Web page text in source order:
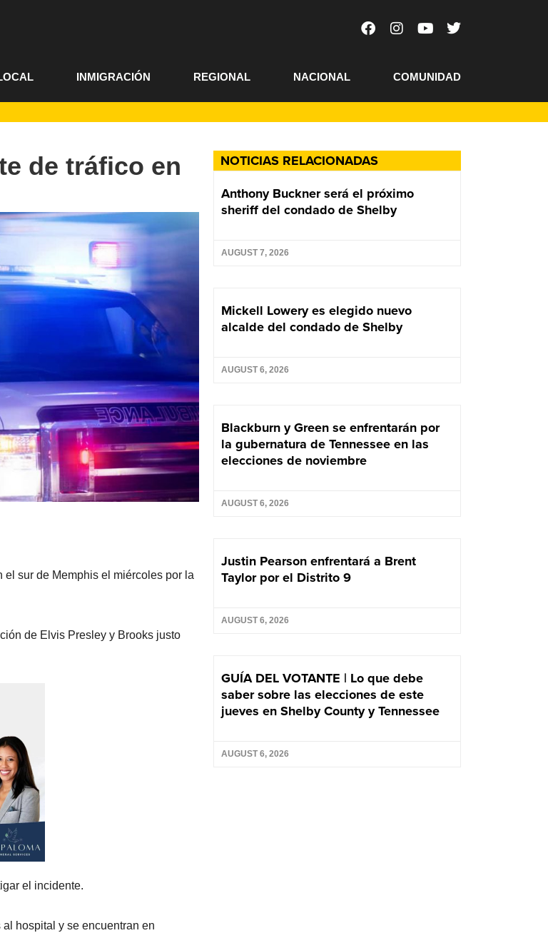
INMIGRACIÓN REGIONAL NACIONAL COMUNIDAD
NOTICIAS RELACIONADAS
Anthony Buckner será el próximo
sheriff del condado de Shelby
AUGUST 7, 2026
Mickell Lowery es elegido nuevo
alcalde del condado de Shelby
AUGUST 6, 2026
Blackburn y Green se enfrentarán por
la gubernatura de Tennessee en las
elecciones de noviembre
AUGUST 6, 2026
Justin Pearson enfrentará a Brent
Taylor por el Distrito 9
AUGUST 6, 2026
GUÍA DEL VOTANTE | Lo que debe
saber sobre las elecciones de este
jueves en Shelby County y Tennessee
AUGUST 6, 2026
de tráfico en
sur de Memphis el miércoles por la
de Elvis Presley y Brooks justo
el incidente.
hospital y se encuentran en